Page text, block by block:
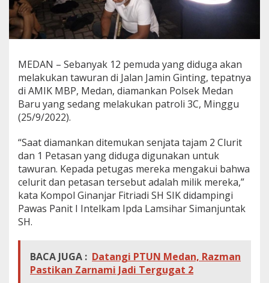
n
i
n
,
1
2
A
n
t
a
G
e
g
M
D
i
MEDAN – Sebanyak 12 pemuda yang diduga akan
melakukan tawuran di Jalan Jamin Ginting, tepatnya
di AMIK MBP, Medan, diamankan Polsek Medan
Baru yang sedang melakukan patroli 3C, Minggu
(25/9/2022).
“Saat diamankan ditemukan senjata tajam 2 Clurit
dan 1 Petasan yang diduga digunakan untuk
tawuran. Kepada petugas mereka mengakui bahwa
celurit dan petasan tersebut adalah milik mereka,”
kata Kompol Ginanjar Fitriadi SH SIK didampingi
Pawas Panit I Intelkam Ipda Lamsihar Simanjuntak
SH.
BACA JUGA : Datangi PTUN Medan, Razman
Pastikan Zarnami Jadi Tergugat 2